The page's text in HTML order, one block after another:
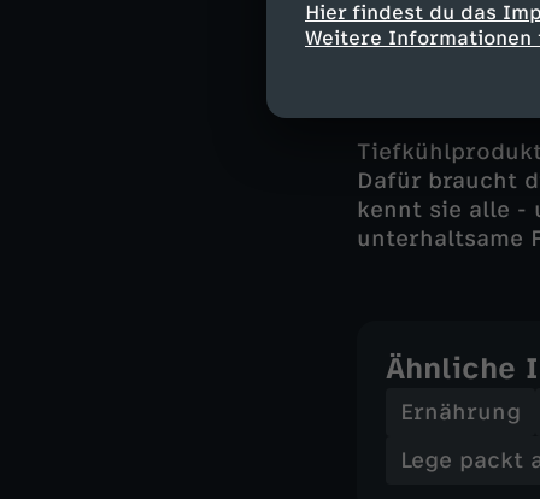
Hier findest du das
Weiteredas Vorbild für
Industrie bei
Dafür braucht
kennt sie alle -
unterhaltsame
Ähnliche
Ernährung
Lege packt